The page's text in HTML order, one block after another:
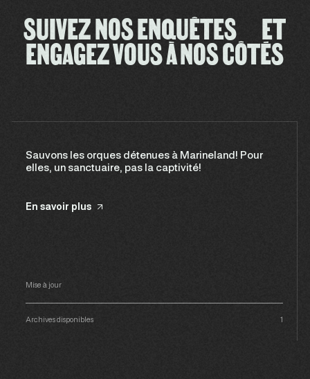
SUIVEZ NOS ENQUÊTES ET
ENGAGEZ VOUS À NOS CÔTÉS
Sauvons les orques détenues à Marineland! Pour
elles, un sanctuaire, pas la captivité!
En savoir plus
Mise à jour
Archives disponibles 1